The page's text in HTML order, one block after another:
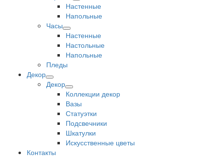
Настенные
Напольные
Часы
Настенные
Настольные
Напольные
Пледы
Декор
Декор
Коллекции декор
Вазы
Статуэтки
Подсвечники
Шкатулки
Искусственные цветы
Контакты